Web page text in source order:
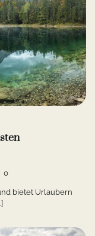
0
bietet Urlaubern